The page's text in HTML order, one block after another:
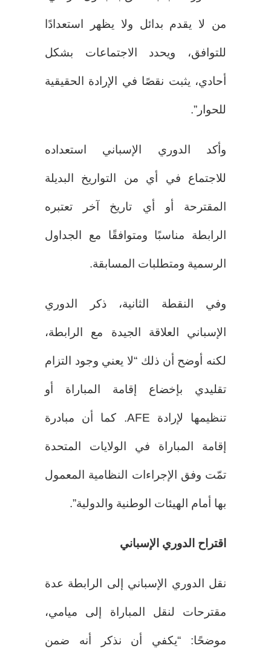
من لا يقدم بدائل ولا يظهر استعدادًا
للتوافق، ويحدد الاجتماعات بشكل
أحادي، يثبت نقصًا في الإرادة الحقيقية
للحوار”.
وأكد الدوري الإسباني استعداده
للاجتماع في أي من التواريخ البديلة
المقترحة أو أي تاريخ آخر تعتبره
الرابطة مناسبًا ومتوافقًا مع الجداول
الرسمية ومتطلبات المسابقة.
وفي النقطة الثانية، ذكر الدوري
الإسباني العلاقة الجيدة مع الرابطة،
لكنه أوضح أن ذلك “لا يعني وجود التزام
تقليدي بإخضاع إقامة المباراة أو
تنظيمها لإرادة AFE. كما أن مبادرة
إقامة المباراة في الولايات المتحدة
تمّت وفق الإجراءات النظامية المعمول
بها أمام الهيئات الوطنية والدولية”.
اقتراح الدوري الإسباني
نقل الدوري الإسباني إلى الرابطة عدة
مقترحات لنقل المباراة إلى ميامي،
موضحًا: “يكفي أن نذكر أنه ضمن